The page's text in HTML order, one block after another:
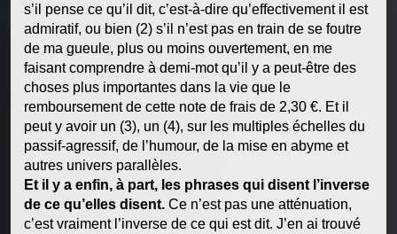
s’il pense ce qu’il dit, c’est-à-dire qu’effectivement il est
admiratif, ou bien (2) s’il n’est pas en train de se foutre
de ma gueule, plus ou moins ouvertement, en me
faisant comprendre à demi-mot qu’il y a peut-être des
choses plus importantes dans la vie que le
remboursement de cette note de frais de 2,30 €. Et il
peut y avoir un (3), un (4), sur les multiples échelles du
passif-agressif, de l’humour, de la mise en abyme et
autres univers parallèles.
Et il y a enfin, à part, les phrases qui disent l’inverse
de ce qu’elles disent.Ce n’est pas une atténuation,
c’est vraiment l’inverse de ce qui est dit. J’en ai trouvé